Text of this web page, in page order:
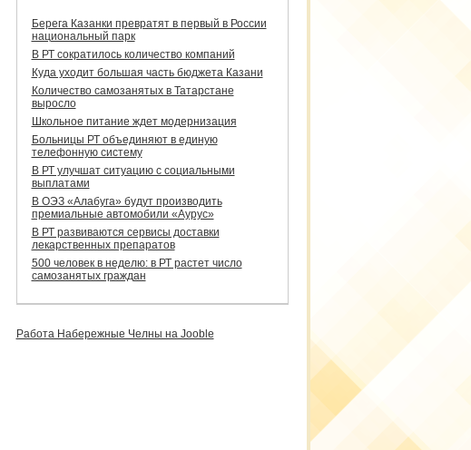
Берега Казанки превратят в первый в России
национальный парк
В РТ сократилось количество компаний
Куда уходит большая часть бюджета Казани
Количество самозанятых в Татарстане
выросло
Школьное питание ждет модернизация
Больницы РТ объединяют в единую
телефонную систему
В РТ улучшат ситуацию с социальными
выплатами
В ОЭЗ «Алабуга» будут производить
премиальные автомобили «Аурус»
В РТ развиваются сервисы доставки
лекарственных препаратов
500 человек в неделю: в РТ растет число
самозанятых граждан
Работа Набережные Челны на Jooble